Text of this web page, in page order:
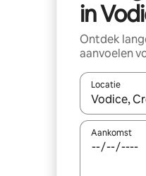
in
Ontdek
aanvoelen
Locatie
Wanneer
Aankomst